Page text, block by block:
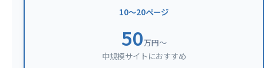
10〜20ページ
50万円〜
中規模サイトにおすすめ